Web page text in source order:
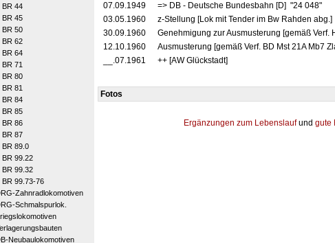
BR 44
BR 45
BR 50
BR 62
BR 64
BR 71
BR 80
BR 81
BR 84
BR 85
BR 86
BR 87
BR 89.0
BR 99.22
BR 99.32
BR 99.73-76
Zahnradlokomotiven
Schmalspurlok.
Neubaulokomotiven
07.09.1949
=> DB - Deutsche Bundesbahn [D] "24 048"
03.05.1960
z-Stellung [Lok mit Tender im Bw Rahden abg.]
30.09.1960
Genehmigung zur Ausmusterung [gemäß Verf.
12.10.1960
Ausmusterung [gemäß Verf. BD Mst 21A Mb7
__.07.1961
++ [AW Glückstadt]
Fotos
Ergänzungen zum Lebenslaufund gute